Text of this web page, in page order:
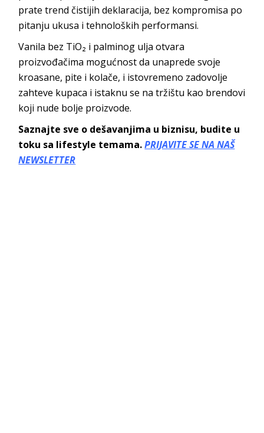
prate trend čistijih deklaracija, bez kompromisa po
pitanju ukusa i tehnoloških performansi.
Vanila bez TiO₂ i palminog ulja otvara
proizvođačima mogućnost da unaprede svoje
kroasane, pite i kolače, i istovremeno zadovolje
zahteve kupaca i istaknu se na tržištu kao brendovi
koji nude bolje proizvode.
Saznajte sve o dešavanjima u biznisu, budite u
toku sa lifestyle temama.PRIJAVITE SE NA NAŠ
NEWSLETTER